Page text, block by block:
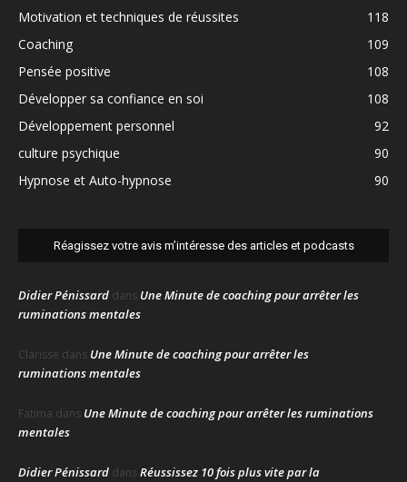
Motivation et techniques de réussites
118
Coaching
109
Pensée positive
108
Développer sa confiance en soi
108
Développement personnel
92
culture psychique
90
Hypnose et Auto-hypnose
90
Réagissez votre avis m’intéresse des articles et podcasts
Didier Pénissard dans Une Minute de coaching pour arrêter les
ruminations mentales
Clarisse dans Une Minute de coaching pour arrêter les
ruminations mentales
Fatima dans Une Minute de coaching pour arrêter les ruminations
mentales
Didier Pénissard dansRéussissez 10 fois plus vite par la